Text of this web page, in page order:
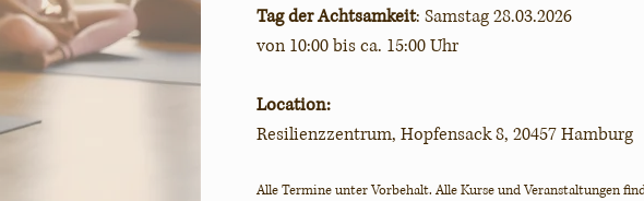
Tag der Achtsamkeit: Samstag 28.03.2026
von 10:00 bis ca. 15:00 Uhr
Location:
Resilienzzentrum, Hopfensack 8, 20457 Hamburg
Alle Termine unter Vorbehalt.Alle Kurse und Veranstaltungen